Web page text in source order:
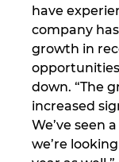
have
company
growth in
down. “The
increased
We’ve seen
we’re